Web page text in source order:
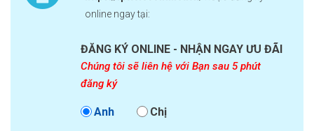
online ngay tại:
ĐĂNG KÝ ONLINE - NHẬN NGAY ƯU ĐÃI
Chúng tôi sẽ liên hệ với Bạn sau 5 phút
đăng ký
Anh Chị